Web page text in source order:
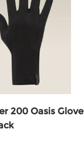
200 Oasis Glove